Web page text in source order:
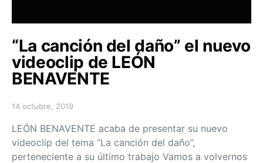
“La canción del daño” el nuevo
videoclip de LEÓN
BENAVENTE
Posted on
14 octubre, 2019
LEÓN BENAVENTE acaba de presentar su nuevo
videoclip del tema “La canción del daño”,
perteneciente a su último trabajo Vamos a volvernos